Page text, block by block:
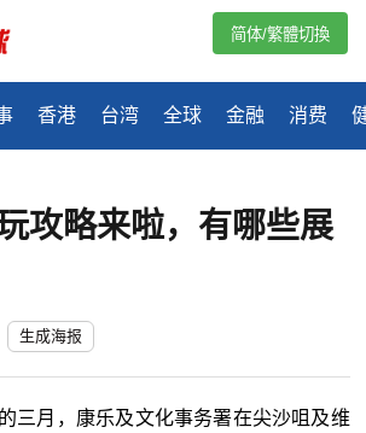
香港 台湾 全球 金融 消费
简体/繁體切換
攻略来啦，有哪些展
生成海报
三月，康乐及文化事务署在尖沙咀及维